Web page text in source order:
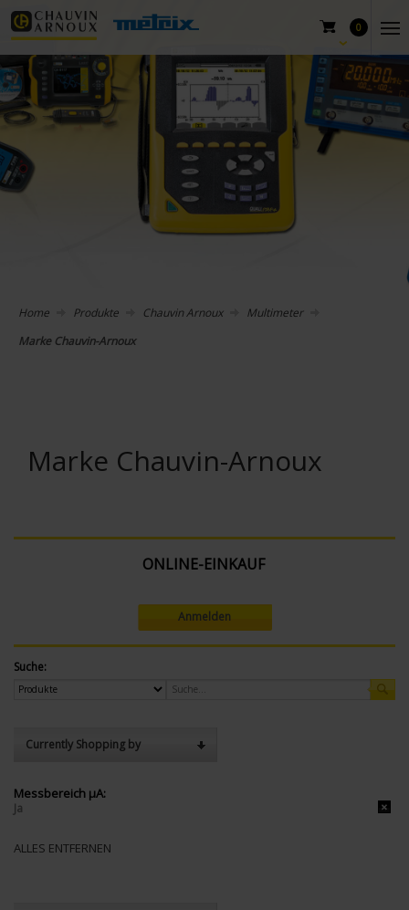
0
Home Produkte Chauvin Arnoux
Multimeter
Marke Chauvin-Arnoux
Marke Chauvin-Arnoux
ONLINE-EINKAUF
Anmelden
Suche:
Currently Shopping by
Messbereich µA:
Ja
ALLES ENTFERNEN